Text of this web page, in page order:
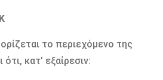
το περιεχόμενο της
κατ’ εξαίρεσιν: